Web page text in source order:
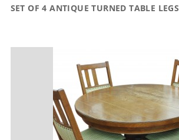
SET OF 4 ANTIQUE TURNED TABLE LEGS